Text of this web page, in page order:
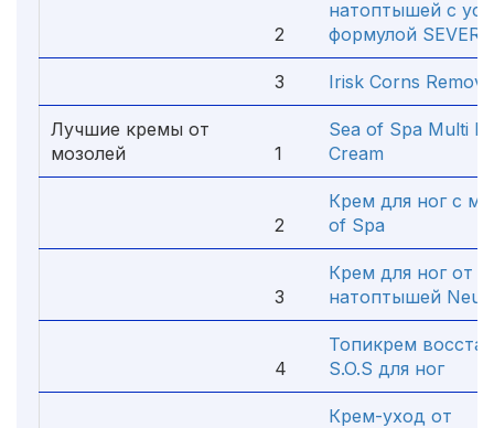
2
натоптышей с
формулой
3 Irisk Corns
Лучшие кремы от
мозолей
1
Sea of Spa Multi
Cream
2
Крем для ног с
of Spa
3
Крем для ног от
натоптышей
4
Топикрем
S.O.S для ног
Крем-уход от